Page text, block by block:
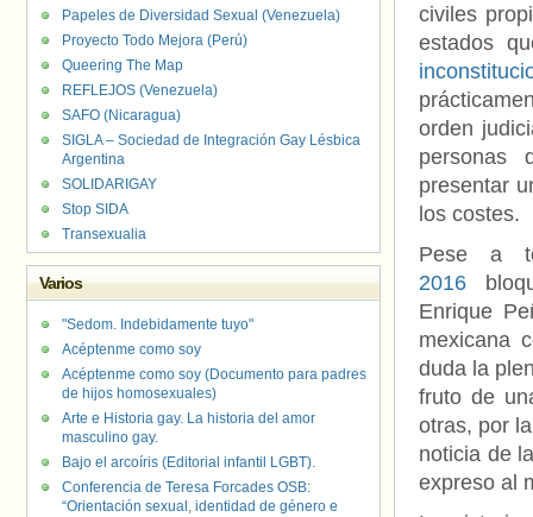
civiles
estados
orden
personas
presentar
los costes.
Pese a
2016
Enrique
mexicana
duda la
fruto de
otras, por
noticia de
expreso al
Papeles de Diversidad Sexual (Venezuela)
Proyecto Todo Mejora (Perú)
Queering The Map
REFLEJOS (Venezuela)
SAFO (Nicaragua)
SIGLA – Sociedad de Integración Gay Lésbica
Argentina
SOLIDARIGAY
Stop SIDA
Transexualia
Varios
"Sedom. Indebidamente tuyo"
Acéptenme como soy
Acéptenme como soy (Documento para padres
de hijos homosexuales)
Arte e Historia gay. La historia del amor
masculino gay.
Bajo el arcoíris (Editorial infantil LGBT).
Conferencia de Teresa Forcades OSB:
“Orientación sexual, identidad de género e